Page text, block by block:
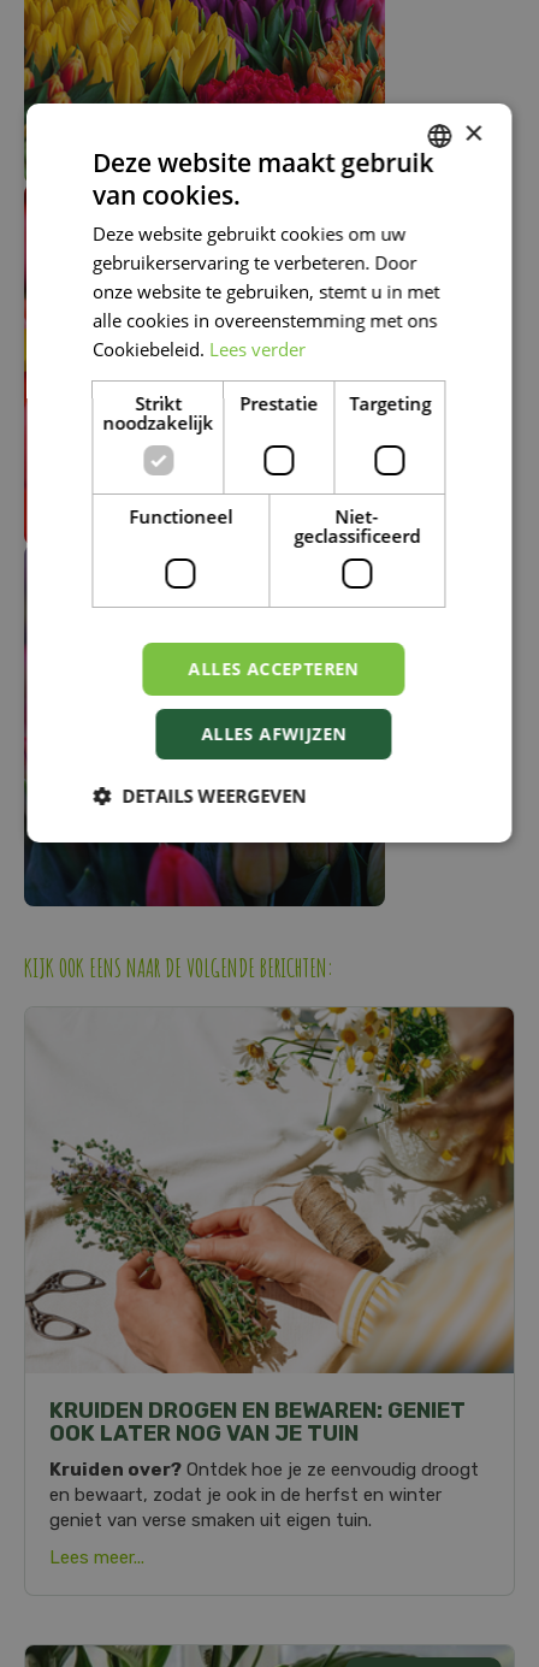
KIJK OOK EENS NAAR DE VOLGENDE BERICHTEN:
KRUIDEN DROGEN EN BEWAREN: GENIET
OOK LATER NOG VAN JE TUIN
Kruiden over? Ontdek hoe je ze eenvoudig droogt
en bewaart, zodat je ook in de herfst en winter
geniet van verse smaken uit eigen tuin.
Lees meer...
×
Deze website maakt gebruik
van cookies.
Deze website gebruikt cookies om uw
gebruikerservaring te verbeteren. Door
onze website te gebruiken, stemt u in met
alle cookies in overeenstemming met ons
Cookiebeleid. Lees verder
Strikt
noodzakelijk
Prestatie Targeting
Functioneel
Niet-
geclassificeerd
ALLES ACCEPTEREN
ALLES AFWIJZEN
DETAILS WEERGEVEN